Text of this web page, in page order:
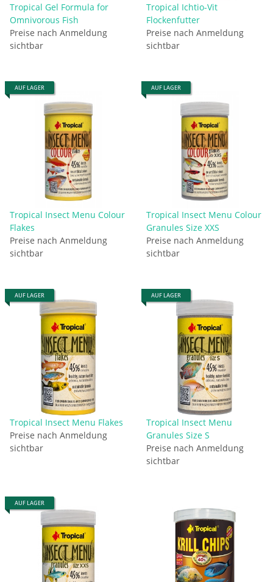
Tropical Gel Formula for
Omnivorous Fish
Preise nach Anmeldung
sichtbar
Tropical Ichtio-Vit
Flockenfutter
Preise nach Anmeldung
sichtbar
AUF LAGER
Tropical Insect Menu Colour
Flakes
Preise nach Anmeldung
sichtbar
AUF LAGER
Tropical Insect Menu Colour
Granules Size XXS
Preise nach Anmeldung
sichtbar
AUF LAGER
Tropical Insect Menu Flakes
Preise nach Anmeldung
sichtbar
AUF LAGER
Tropical Insect Menu
Granules Size S
Preise nach Anmeldung
sichtbar
AUF LAGER